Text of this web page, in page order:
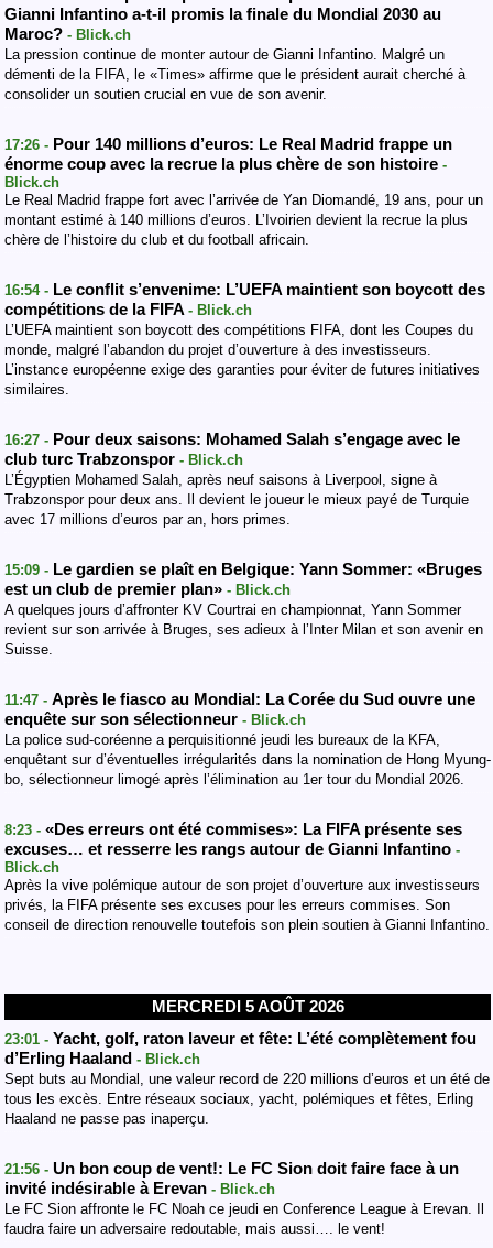
Gianni Infantino a-t-il promis la finale du Mondial 2030 au
Maroc? - Blick.ch
La pression continue de monter autour de Gianni Infantino. Malgré un
démenti de la FIFA, le «Times» affirme que le président aurait cherché à
consolider un soutien crucial en vue de son avenir.
17:26 - Pour 140 millions d’euros: Le Real Madrid frappe un
énorme coup avec la recrue la plus chère de son histoire -
Blick.ch
Le Real Madrid frappe fort avec l’arrivée de Yan Diomandé, 19 ans, pour un
montant estimé à 140 millions d’euros. L’Ivoirien devient la recrue la plus
chère de l’histoire du club et du football africain.
16:54 - Le conflit s’envenime: L’UEFA maintient son boycott des
compétitions de la FIFA - Blick.ch
L’UEFA maintient son boycott des compétitions FIFA, dont les Coupes du
monde, malgré l’abandon du projet d’ouverture à des investisseurs.
L’instance européenne exige des garanties pour éviter de futures initiatives
similaires.
16:27 - Pour deux saisons: Mohamed Salah s’engage avec le
club turc Trabzonspor - Blick.ch
L’Égyptien Mohamed Salah, après neuf saisons à Liverpool, signe à
Trabzonspor pour deux ans. Il devient le joueur le mieux payé de Turquie
avec 17 millions d’euros par an, hors primes.
15:09 - Le gardien se plaît en Belgique: Yann Sommer: «Bruges
est un club de premier plan» - Blick.ch
A quelques jours d’affronter KV Courtrai en championnat, Yann Sommer
revient sur son arrivée à Bruges, ses adieux à l’Inter Milan et son avenir en
Suisse.
11:47 - Après le fiasco au Mondial: La Corée du Sud ouvre une
enquête sur son sélectionneur - Blick.ch
La police sud-coréenne a perquisitionné jeudi les bureaux de la KFA,
enquêtant sur d’éventuelles irrégularités dans la nomination de Hong Myung-
bo, sélectionneur limogé après l’élimination au 1er tour du Mondial 2026.
8:23 - «Des erreurs ont été commises»: La FIFA présente ses
excuses… et resserre les rangs autour de Gianni Infantino -
Blick.ch
Après la vive polémique autour de son projet d’ouverture aux investisseurs
privés, la FIFA présente ses excuses pour les erreurs commises. Son
conseil de direction renouvelle toutefois son plein soutien à Gianni Infantino.
MERCREDI 5 AOÛT 2026
23:01 - Yacht, golf, raton laveur et fête: L’été complètement fou
d’Erling Haaland - Blick.ch
Sept buts au Mondial, une valeur record de 220 millions d’euros et un été de
tous les excès. Entre réseaux sociaux, yacht, polémiques et fêtes, Erling
Haaland ne passe pas inaperçu.
21:56 - Un bon coup de vent!: Le FC Sion doit faire face à un
invité indésirable à Erevan - Blick.ch
Le FC Sion affronte le FC Noah ce jeudi en Conference League à Erevan. Il
faudra faire un adversaire redoutable, mais aussi…. le vent!